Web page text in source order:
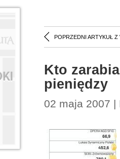
POPRZEDNI ARTYKUŁ Z
Kto
pieniędzy
02 maja 2007 |